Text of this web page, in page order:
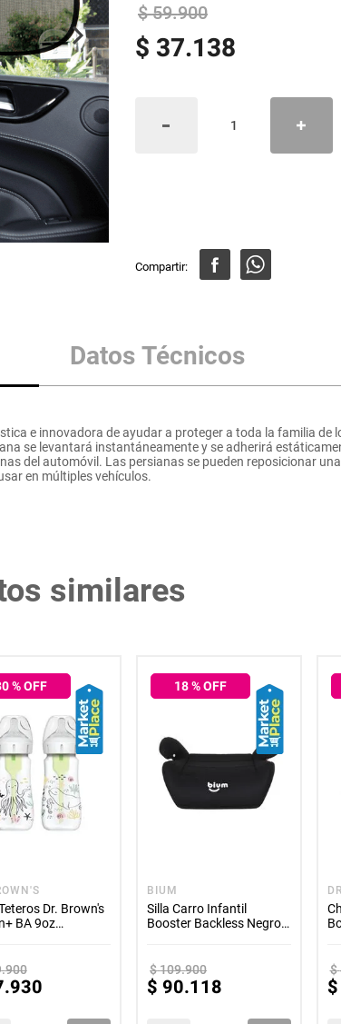
$ 59.900
$ 37.138
Datos Técnicos
e innovadora de ayudar a proteger a toda la familia de
se levantará instantáneamente y se adherirá
del automóvil. Las persianas se pueden reposicionar
en múltiples vehículos.
similares
% OFF
Dr. Brown's
BA 9oz
.900
.930
18% OFF
BIUM
Silla Carro Infantil
Booster Backless Negro
$109.900
$ 90.118
$
$